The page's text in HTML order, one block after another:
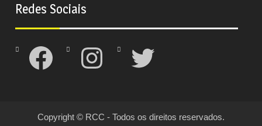
Redes Sociais
Facebook Instagram Twitter
Copyright © RCC - Todos os direitos reservados.